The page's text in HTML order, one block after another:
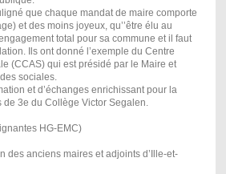
que chaque mandat de maire comporte
et des moins joyeux, qu’’être élu au
total pour sa commune et il faut
Ils ont donné l’exemple du Centre
(CCAS) qui est présidé par le Maire et
sociales.
et d’échanges enrichissant pour la
3e du Collège Victor Segalen.
HG-EMC)
des anciens maires et adjoints d’Ille-et-